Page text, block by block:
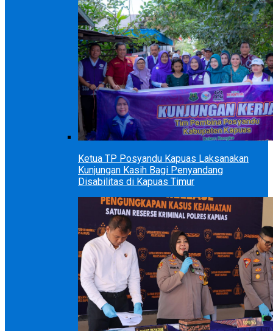
Ketua TP Posyandu Kapuas Laksanakan
Kunjungan Kasih Bagi Penyandang
Disabilitas di Kapuas Timur